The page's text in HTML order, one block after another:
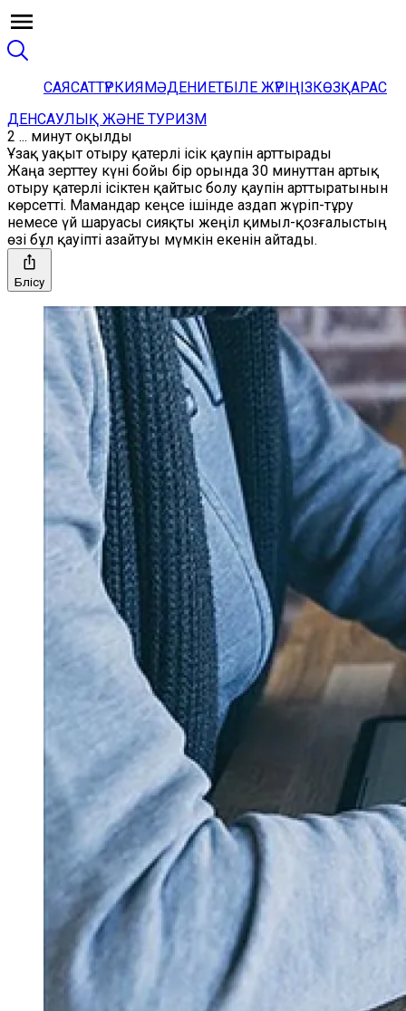
САЯСАТТҮРКИЯМӘДЕНИЕТБІЛЕ ЖҮРІҢІЗКӨЗҚАРАС
ДЕНСАУЛЫҚ ЖӘНЕ ТУРИЗМ
2 ... минут оқылды
Ұзақ уақыт отыру қатерлі ісік қаупін арттырады
Жаңа зерттеу күні бойы бір орында 30 минуттан артық
отыру қатерлі ісіктен қайтыс болу қаупін арттыратынын
көрсетті. Мамандар кеңсе ішінде аздап жүріп-тұру
немесе үй шаруасы сияқты жеңіл қимыл-қозғалыстың
өзі бұл қауіпті азайтуы мүмкін екенін айтады.
Бөлісу